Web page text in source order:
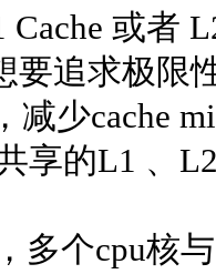
或者 L2
要追求极限
减少cache
享的L1 、
个cpu核与